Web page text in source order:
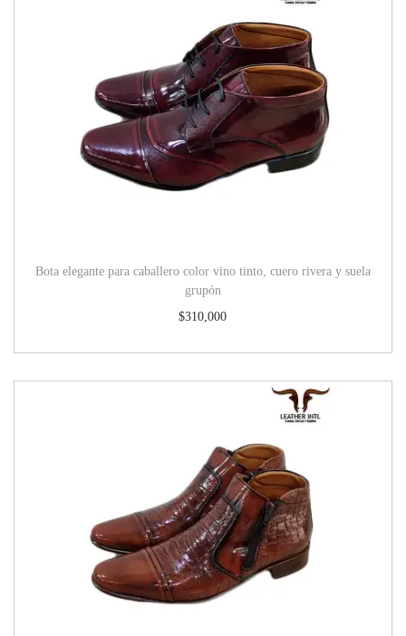
Bota elegante para caballero color vino tinto, cuero rivera y suela
grupón
$310,000